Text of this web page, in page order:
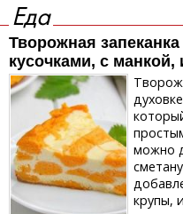
Еда
Творожная
кусочками, с
можно
крупы,